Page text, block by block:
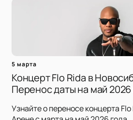
5 марта
Концерт Flo Rida в
Перенос даты на май 2026
Узнайте о переносе концерта